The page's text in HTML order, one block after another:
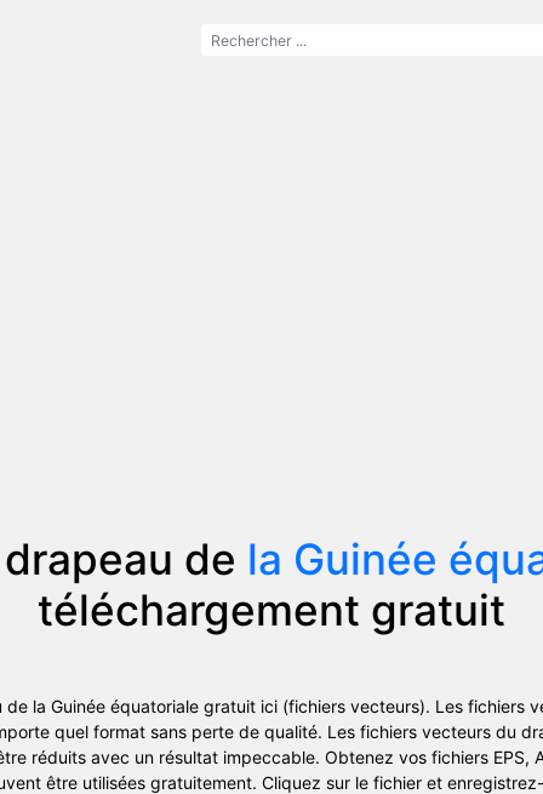
de la Guinée
téléchargement gratuit
la Guinée équatoriale gratuit ici (fichiers vecteurs). Les fichiers
quel format sans perte de qualité. Les fichiers vecteurs du
réduits avec un résultat impeccable. Obtenez vos fichiers EPS,
être utilisées gratuitement. Cliquez sur le fichier et